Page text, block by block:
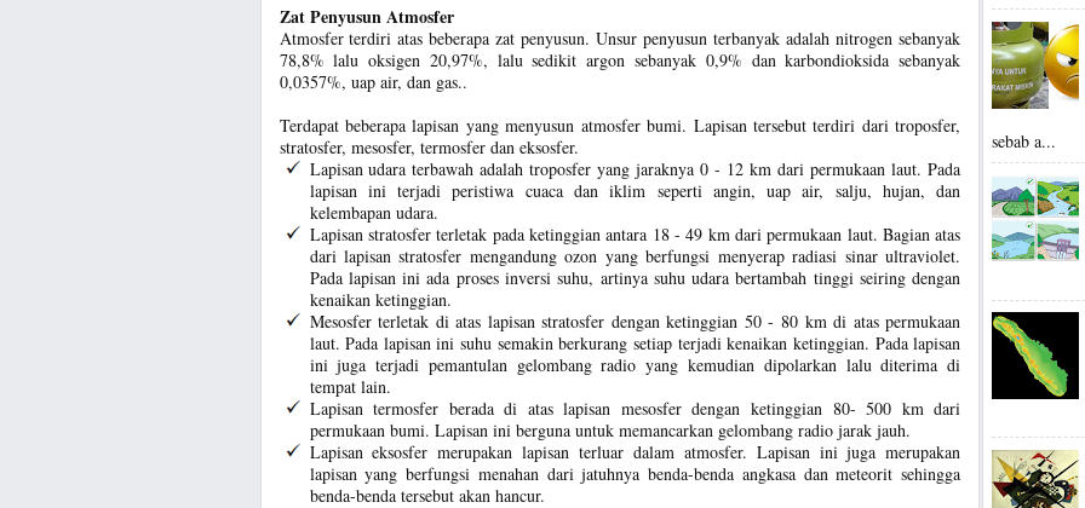
Zat Penyusun Atmosfer
Atmosfer terdiri atas beberapa zat penyusun. Unsur penyusun terbanyak adalah nitrogen sebanyak
78,8% lalu oksigen 20,97%, lalu sedikit argon sebanyak 0,9% dan karbondioksida sebanyak
0,0357%, uap air, dan gas..
Terdapat beberapa lapisan yang menyusun atmosfer bumi. Lapisan tersebut terdiri dari troposfer,
stratosfer, mesosfer, termosfer dan eksosfer.
Lapisan udara terbawah adalah troposfer yang jaraknya 0 - 12 km dari permukaan laut. Pada
lapisan ini terjadi peristiwa cuaca dan iklim seperti angin, uap air, salju, hujan, dan
kelembapan udara.
Lapisan stratosfer terletak pada ketinggian antara 18 - 49 km dari permukaan laut. Bagian atas
dari lapisan stratosfer mengandung ozon yang berfungsi menyerap radiasi sinar ultraviolet.
Pada lapisan ini ada proses inversi suhu, artinya suhu udara bertambah tinggi seiring dengan
kenaikan ketinggian.
Mesosfer terletak di atas lapisan stratosfer dengan ketinggian 50 - 80 km di atas permukaan
laut. Pada lapisan ini suhu semakin berkurang setiap terjadi kenaikan ketinggian. Pada lapisan
ini juga terjadi pemantulan gelombang radio yang kemudian dipolarkan lalu diterima di
tempat lain.
Lapisan termosfer berada di atas lapisan mesosfer dengan ketinggian 80- 500 km dari
permukaan bumi. Lapisan ini berguna untuk memancarkan gelombang radio jarak jauh.
Lapisan eksosfer merupakan lapisan terluar dalam atmosfer. Lapisan ini juga merupakan
lapisan yang berfungsi menahan dari jatuhnya benda-benda angkasa dan meteorit sehingga
benda-benda tersebut akan hancur.
sebab a...